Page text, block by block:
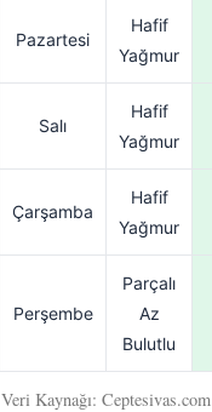
Pazartesi
Hafif
Yağmur
Salı
Hafif
Yağmur
Çarşamba
Hafif
Yağmur
Perşembe
Parçalı
Az
Bulutlu
Veri Kaynağı: Ceptesivas.com